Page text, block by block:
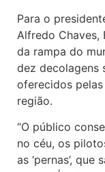
Para o
Alfredo Chaves,
da rampa do
dez decolagens
oferecidos
região.
“O público
no céu, os
as ‘pernas’,